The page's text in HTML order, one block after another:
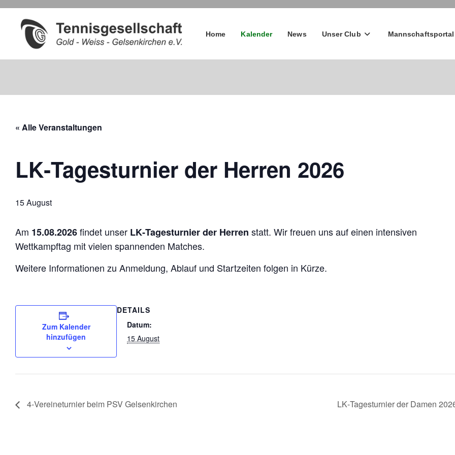
Home Kalender News Unser Club Mannschaftsportal
« Alle Veranstaltungen
LK‑Tagesturnier der Herren 2026
15 August
Am 15.08.2026findet unser LK‑Tagesturnier der Herren statt. Wir freuen uns auf einen intensiven
Wettkampftag mit vielen spannenden Matches.
Weitere Informationen zu Anmeldung, Ablauf und Startzeiten folgen in Kürze.
Zum Kalender
hinzufügen
DETAILS
Datum:
15 August
4‑Vereineturnier beim PSV Gelsenkirchen LK‑Tagesturnier der Damen